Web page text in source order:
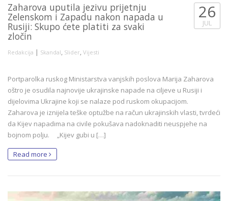
Zaharova uputila jezivu prijetnju
Zelenskom i Zapadu nakon napada u
Rusiji: Skupo ćete platiti za svaki
zločin
Redakcija | Skandal Slider Vijesti
26
JUL
Portparolka ruskog Ministarstva vanjskih poslova Marija Zaharova
oštro je osudila najnovije ukrajinske napade na ciljeve u Rusiji i
dijelovima Ukrajine koji se nalaze pod ruskom okupacijom.
Zaharova je iznijela teške optužbe na račun ukrajinskih vlasti, tvrdeći
da Kijev napadima na civile pokušava nadoknaditi neuspjehe na
bojnom polju. „Kijev gubi u […]
Read more